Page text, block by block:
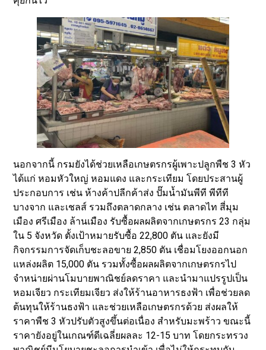
นอกจากนี้ กรมยังได้ช่วยเหลือเกษตรกรผู้เพาะปลูกพืช 3 หัว
ได้แก่ หอมหัวใหญ่ หอมแดง และกระเทียม โดยประสานผู้
ประกอบการ เช่น ห้างค้าปลีกค้าส่ง ปั๊มน้ำมันพีที พีทีที
บางจาก และเชลส์ รวมถึงตลาดกลาง เช่น ตลาดไท สี่มุม
เมือง ศรีเมือง ล้านเมือง รับซื้อผลผลิตจากเกษตรกร 23 กลุ่ม
ใน 5 จังหวัด ตั้งเป้าหมายรับซื้อ 22,800 ตัน และยังมี
กิจกรรมการจัดเก็บชะลอขาย 2,850 ตัน เชื่อมโยงออกนอก
แหล่งผลิต 15,000 ตัน รวมทั้งซื้อผลผลิตจากเกษตรกรไป
จำหน่ายผ่านโมบายพาณิชย์ลดราคา และนำมาแปรรูปเป็น
หอมเจียว กระเทียมเจียว ส่งให้ร้านอาหารธงฟ้า เพื่อช่วยลด
ต้นทุนให้ร้านธงฟ้า และช่วยเหลือเกษตรกรด้วย ส่งผลให้
ราคาพืช 3 หัวปรับตัวสูงขึ้นต่อเนื่อง สำหรับมะพร้าว ขณะนี้
ราคายังอยู่ในเกณฑ์ดีเฉลี่ยผลละ 12-15 บาท โดยกระทรวง